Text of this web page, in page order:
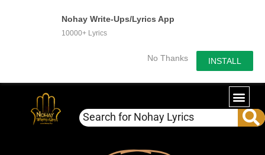
Nohay Write-Ups/Lyrics App
10000+ Lyrics
No Thanks INSTALL